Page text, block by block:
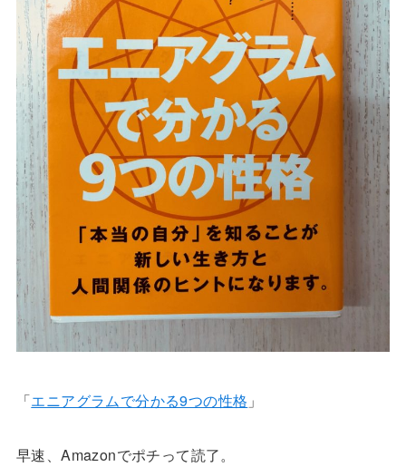
「エニアグラムで分かる9つの性格 」
早速、Amazonでポチって読了。